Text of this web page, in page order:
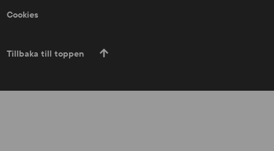
Cookies
Tillbaka till toppen